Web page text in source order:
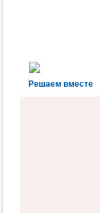
Решаем вместе